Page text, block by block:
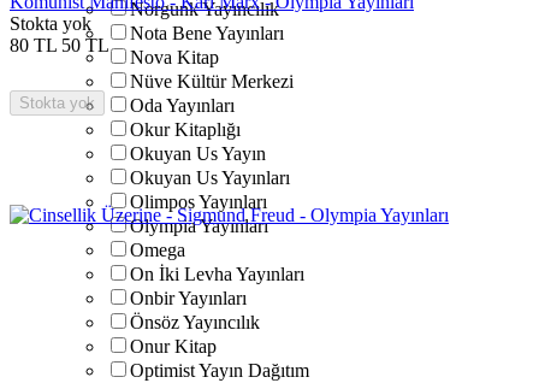
Norgunk Yayıncılık
Nota Bene Yayınları
Nova Kitap
Nüve Kültür Merkezi
Oda Yayınları
Okur Kitaplığı
Okuyan Us Yayın
Okuyan Us Yayınları
Olimpos Yayınları
Olympia Yayınları
Omega
On İki Levha Yayınları
Onbir Yayınları
Önsöz Yayıncılık
Onur Kitap
Optimist Yayın Dağıtım
Stokta yok
80 TL 50 TL
Stokta yok